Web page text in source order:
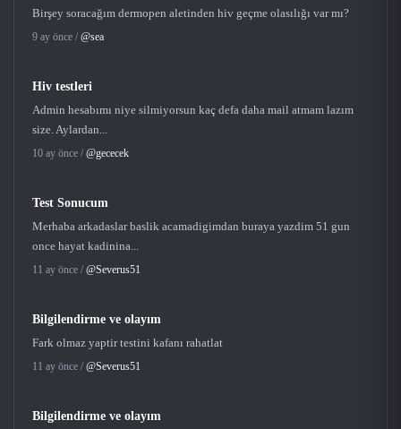
Birşey soracağım dermopen aletinden hiv geçme olasılığı var mı?
9 ay önce / @sea
Hiv testleri
Admin hesabımı niye silmiyorsun kaç defa daha mail atmam lazım
size. Aylardan...
10 ay önce / @gececek
Test Sonucum
Merhaba arkadaslar baslik acamadigimdan buraya yazdim 51 gun
once hayat kadinina...
11 ay önce / @Severus51
Bilgilendirme ve olayım
Fark olmaz yaptir testini kafanı rahatlat
11 ay önce / @Severus51
Bilgilendirme ve olayım